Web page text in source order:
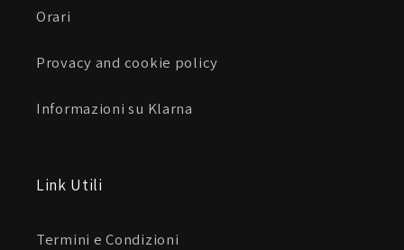
Orari
Provacy and cookie policy
Informazioni su Klarna
Link Utili
Termini e Condizioni